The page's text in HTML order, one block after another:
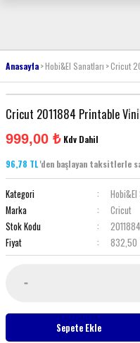
Anasayfa Hobi&El Sanatları Cricut
Cricut 2011884 Printable
999,00 ₺ Kdv Dahil
96,78 TL'den başlayan taksitlerle
Kategori Hobi&El
Marka
Cricut
Stok Kodu
2011884
Fiyat
832,50
Sepete Ekle